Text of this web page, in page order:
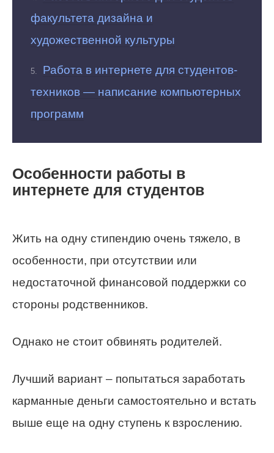
факультета дизайна и
художественной культуры
Работа в интернете для студентов-
техников — написание компьютерных
программ
Особенности работы в
интернете для студентов
Жить на одну стипендию очень тяжело, в
особенности, при отсутствии или
недостаточной финансовой поддержки со
стороны родственников.
Однако не стоит обвинять родителей.
Лучший вариант – попытаться заработать
карманные деньги самостоятельно и встать
выше еще на одну ступень к взрослению.